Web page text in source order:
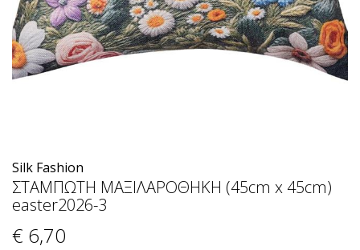
Silk Fashion
ΣΤΑΜΠΩΤΗ ΜΑΞΙΛΑΡΟΘΗΚΗ (45cm x 45cm)
easter2026-3
€ 6,70